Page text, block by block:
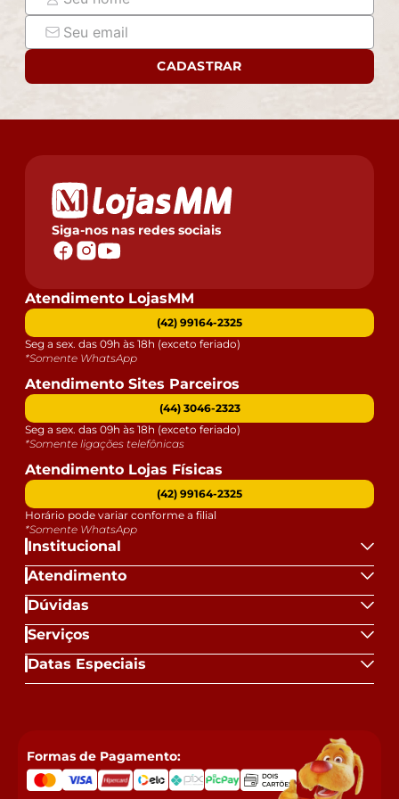
assine o comprovante de recebimento.
- Montagem, desmontagem e outras instalações serão
de responsabilidade do cliente. Não nos
responsabilizamos, no ato da entrega, por subir
apartamentos. Eventuais despesas são de
que passará normalmente por supostos elevadores,
portas, escadas e/ou corredores de sua residência.
CADASTRAR
Siga-nos nas redes sociais
Institucional
Atendimento
Dúvidas
Serviços
Datas Especiais
Atendimento LojasMM
(42) 99164-2325
Seg a sex. das 09h às 18h (exceto feriado)
*Somente WhatsApp
Atendimento Sites Parceiros
(44) 3046-2323
Seg a sex. das 09h às 18h (exceto feriado)
*Somente ligações telefônicas
Atendimento Lojas Físicas
(42) 99164-2325
Horário pode variar conforme a filial
*Somente WhatsApp
Formas de Pagamento: